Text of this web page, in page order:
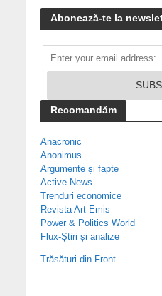
Abonează-te la
Recomandăm
Anacronic
Anonimus
Argumente și fapte
Active News
Trenduri economice
Revista Art-Emis
Power & Politics World
Flux-Știri și analize
Trăsături din Front